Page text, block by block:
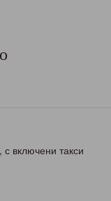
включени такси